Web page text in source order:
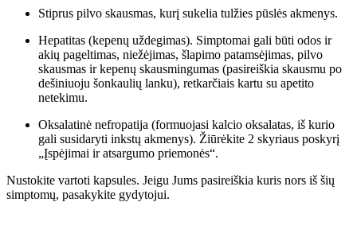
Stiprus pilvo skausmas, kurį sukelia tulžies pūslės akmenys.
Hepatitas (kepenų uždegimas). Simptomai gali būti odos ir
akių pageltimas, niežėjimas, šlapimo patamsėjimas, pilvo
skausmas ir kepenų skausmingumas (pasireiškia skausmu po
dešiniuoju šonkaulių lanku), retkarčiais kartu su apetito
netekimu.
Oksalatinė nefropatija (formuojasi kalcio oksalatas, iš kurio
gali susidaryti inkstų akmenys). Žiūrėkite 2 skyriaus poskyrį
„Įspėjimai ir atsargumo priemonės“.
Nustokite vartoti kapsules. Jeigu Jums pasireiškia kuris nors iš šių
simptomų, pasakykite gydytojui.